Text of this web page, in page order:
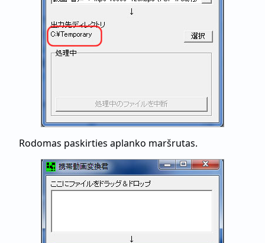
Rodomas paskirties aplanko maršrutas.